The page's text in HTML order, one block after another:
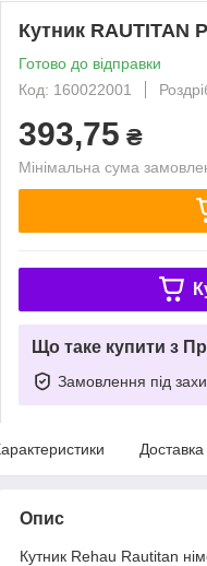
Кутник RAUTITAN
Готово до відправки
Код: 160022001
393,75 ₴
Мінімальна сума
Що таке купити з
Замовлення під
Доставка
Опис
Кутник Rehau Rautitan